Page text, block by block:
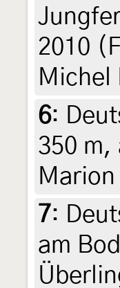
2010
Michel
6:
350 m,
7:
am